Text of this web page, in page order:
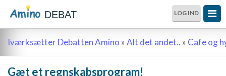
DEBAT LOG IND
Iværksætter Debatten Amino »Alt det andet.. » Cafe og
Gæt et regnskabsprogram!